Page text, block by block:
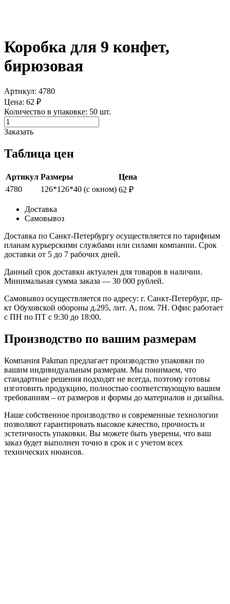
Коробка для 9 конфет,
бирюзовая
Артикул: 4780
Цена: 62 ₽
Количество в упаковке: 50 шт.
Заказать
Таблица цен
Артикул Размеры
Цена
4780
126*126*40 (с окном) 62 ₽
Доставка
Самовывоз
Доставка по Санкт-Петербургу осуществляется по тарифным
планам курьерскими службами или силами компании. Срок
доставки от 5 до 7 рабочих дней.
Данный срок доставки актуален для товаров в наличии.
Минимальная сумма заказа — 30 000 рублей.
Самовывоз осуществляется по адресу: г. Санкт-Петербург, пр-
кт Обуховской обороны д.295, лит. А, пом. 7Н. Офис работает
с ПН по ПТ с 9:30 до 18:00.
Производство по вашим размерам
Компания Pakman предлагает производство упаковки по
вашим индивидуальным размерам. Мы понимаем, что
стандартные решения подходят не всегда, поэтому готовы
изготовить продукцию, полностью соответствующую вашим
требованиям – от размеров и формы до материалов и дизайна.
Наше собственное производство и современные технологии
позволяют гарантировать высокое качество, прочность и
эстетичность упаковки. Вы можете быть уверены, что ваш
заказ будет выполнен точно в срок и с учетом всех
технических нюансов.